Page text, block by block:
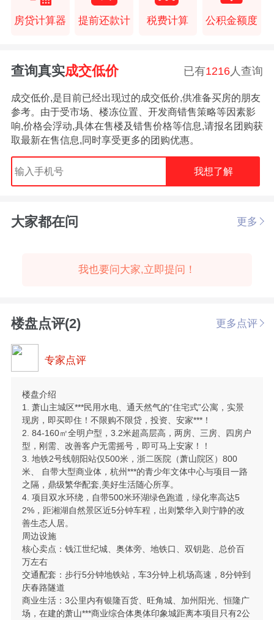
房贷计算器 提前还款计 税费计算 公积金额度
查询真实成交低价 已有1216 人查询
成交低价,是目前已经出现过的成交低价,供准备买房的朋友
参考。由于受市场、楼冻位置、开发商错售策略等因素影
响,价格会浮动,具体在售楼及错售价格等信息,请报名团购获
取最新在售信息,同时享受更多的团购优惠。
我想了解
大家都在问 更多
我也要问大家,立即提问！
楼盘点评(2) 更多点评
专家点评
楼盘介绍
1. 萧山主城区***民用水电、通天然气的“住宅式”公寓，实景
现房，即买即住！不限购不限贷，投资、安家***！
2. 84-160㎡全明户型，3.2米超高层高，两房、三房、四房户
型，刚需、改善客户无需摇号，即可马上安家！！
3. 地铁2号线朝阳站仅500米，浙二医院（萧山院区）800
米、 自带大型商业体，杭州***的青少年文体中心与项目一路
之隔，鼎级繁华配套,美好生活随心所享。
4. 项目双水环绕，自带500米环湖绿色跑道，绿化率高达5
2%，距湘湖自然景区近5分钟车程，出则繁华入则宁静的改
善生态人居。
周边设施
核心卖点：钱江世纪城、奥体旁、地铁口、双钥匙、总价百
万左右
交通配套：步行5分钟地铁站，车3分钟上机场高速，8分钟到
庆春路隧道
商业生活：3公里内有银隆百货、旺角城、加州阳光、恒隆广
场，在建的萧山***商业综合体奥体印象城距离本项目只有2公